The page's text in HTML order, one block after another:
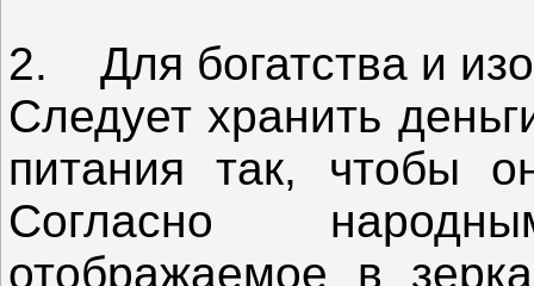
2. Для богатства и
Следует хранить
питания так, чтобы
Согласно
отображаемое в